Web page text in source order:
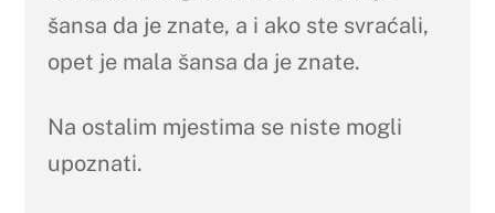
šansa da je znate, a i ako ste svraćali,
opet je mala šansa da je znate.
Na ostalim mjestima se niste mogli
upoznati.